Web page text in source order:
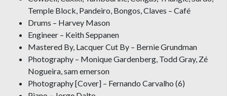
Temple Block, Pandeiro, Bongos, Claves – Café
Drums – Harvey Mason
Engineer – Keith Seppanen
Mastered By, Lacquer Cut By – Bernie Grundman
Photography – Monique Gardenberg, Todd Gray, Zé
Nogueira, sam emerson
Photography [Cover] – Fernando Carvalho (6)